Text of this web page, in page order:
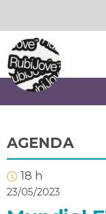
contingut
AGENDA
18 h
23/05/2023